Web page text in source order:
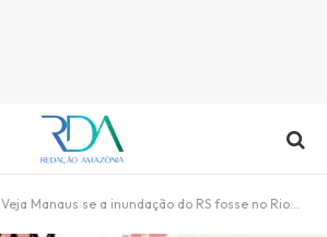
Veja Manaus se a inundação do RS fosse no Rio Negro